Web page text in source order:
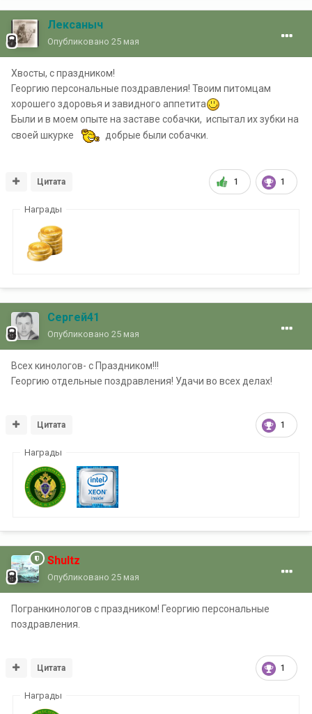
Лексаныч
Опубликовано 25 мая
Хвосты, с праздником!
Георгию персональные поздравления! Твоим питомцам
хорошего здоровья и завидного аппетита
Были и в моем опыте на заставе собачки, испытал их зубки на
своей шкурке
добрые были собачки.
1 1
Цитата
Награды
Сергей41
Опубликовано 25 мая
Всех кинологов- с Праздником!!!
Георгию отдельные поздравления! Удачи во всех делах!
1
Цитата
Награды
Shultz
Опубликовано 25 мая
Погранкинологов с праздником! Георгию персональные
поздравления.
1
Цитата
Награды